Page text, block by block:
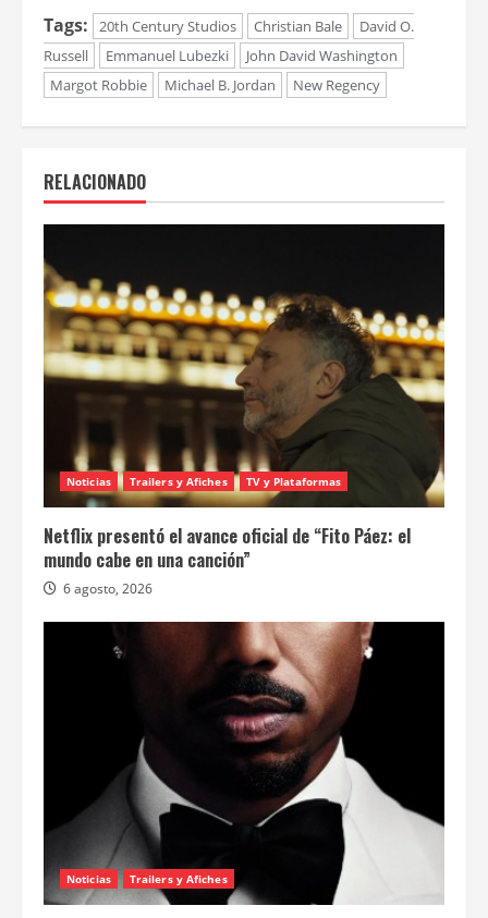
Tags: 20th Century Studios Christian Bale
David O.
Russell
Emmanuel Lubezki
John David Washington
Margot Robbie
Michael B. Jordan New Regency
RELACIONADO
Noticias Trailers y Afiches TV y Plataformas
Netflix presentó el avance oficial de “Fito Páez: el
mundo cabe en una canción”
6 agosto, 2026
Noticias Trailers y Afiches